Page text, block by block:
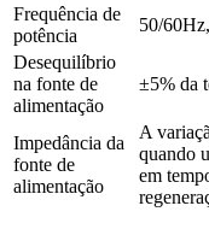
Frequência de
potência
50/
Desequilíbrio
na fonte de
alimentação
±5% da
Impedância da
fonte de
alimentação
A
quando
em